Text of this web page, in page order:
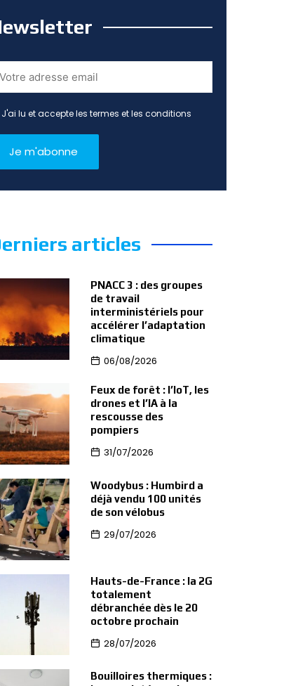
J'ai lu et accepte les termes et les conditions
articles
PNACC 3 : des groupes
de travail
interministériels pour
accélérer l’adaptation
climatique
06/08/2026
Feux de forêt : l’IoT, les
drones et l’IA à la
rescousse des
pompiers
31/07/2026
Woodybus : Humbird a
déjà vendu 100 unités
de son vélobus
29/07/2026
Hauts-de-France : la 2G
totalement
débranchée dès le 20
octobre prochain
28/07/2026
Bouilloires thermiques :